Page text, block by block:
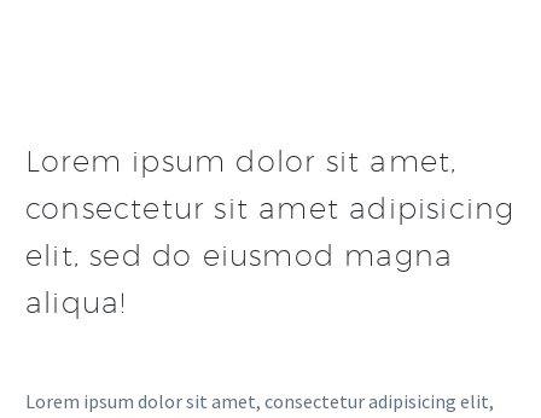
Lorem ipsum dolor sit amet,
consectetur sit amet adipisicing
elit, sed do eiusmod magna
aliqua!
Lorem ipsum dolor sit amet, consectetur adipisicing elit,